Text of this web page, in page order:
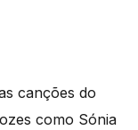
canções do
como Sónia